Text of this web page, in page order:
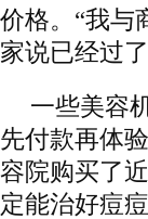
价格。“我与
家说已经过
一些美容
先付款再体
容院购买了
定能治好痘